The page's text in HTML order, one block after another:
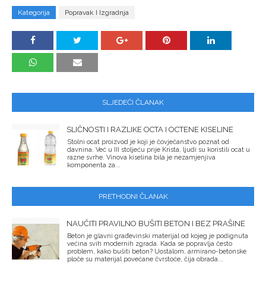
Kategorija Popravak I Izgradnja
SLJEDEĆI ČLANAK
SLIČNOSTI I RAZLIKE OCTA I OCTENE KISELINE
Stolni ocat proizvod je koji je čovječanstvo poznat od
davnina. Već u III stoljeću prije Krista, ljudi su koristili ocat u
razne svrhe. Vinova kiselina bila je nezamjenjiva
komponenta za...
PRETHODNI ČLANAK
NAUČITI PRAVILNO BUŠITI BETON I BEZ PRAŠINE
Beton je glavni građevinski materijal od kojeg je podignuta
većina svih modernih zgrada. Kada se popravlja često
problem, kako bušiti beton? Uostalom, armirano-betonske
ploče su materijal povećane čvrstoće, čija obrada...